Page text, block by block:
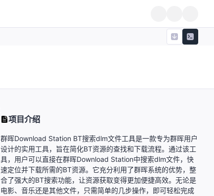
项目介绍
群晖Download Station BT搜索dlm文件工具是一款专为群晖用户
设计的实用工具，旨在简化BT资源的查找和下载流程。通过该工
具，用户可以直接在群晖Download Station中搜索dlm文件，快
速定位并下载所需的BT资源。它充分利用了群晖系统的优势，整
合了强大的BT搜索功能，让资源获取变得更加便捷高效。无论是
电影、音乐还是其他文件，只需简单的几步操作，即可轻松完成